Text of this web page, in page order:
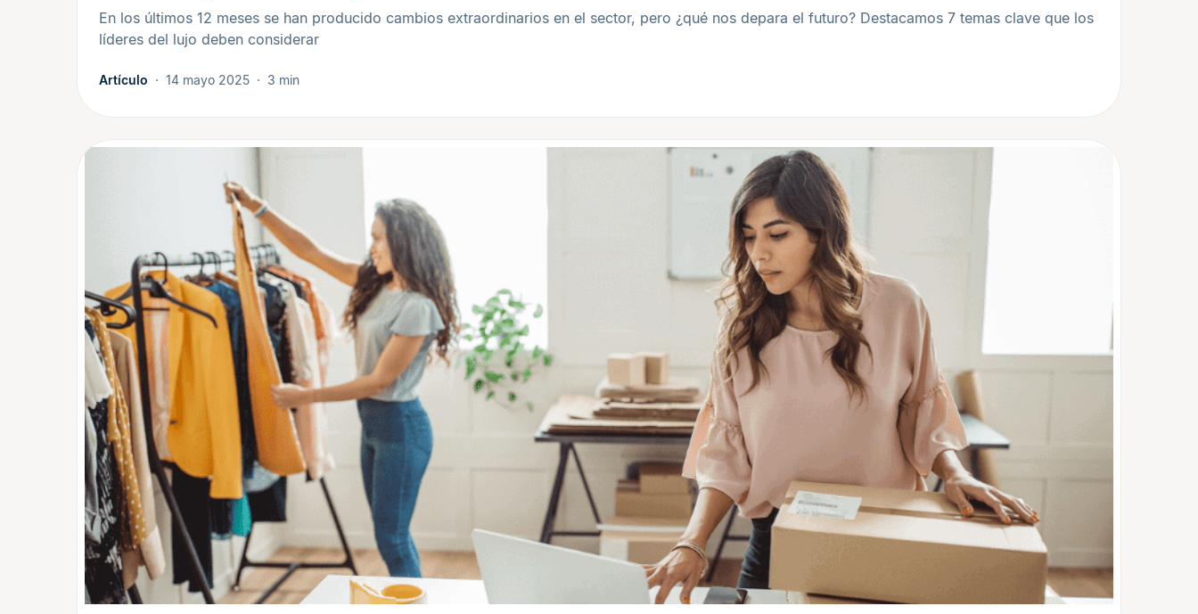
En los últimos 12 meses se han producido cambios extraordinarios en el sector, pero ¿qué nos depara el futuro? Destacamos 7 temas clave que los
líderes del lujo deben considerar
Artículo 14 mayo 2025 3 min